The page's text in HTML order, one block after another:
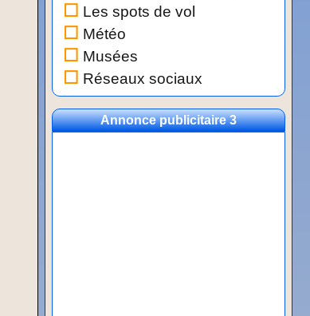
Les spots de vol
Météo
Musées
Réseaux sociaux
Annonce publicitaire 3